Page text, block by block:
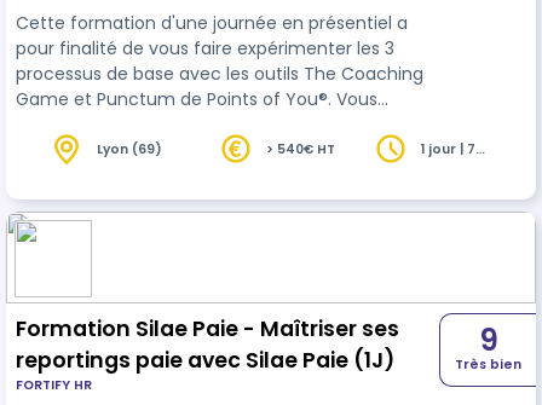
Cette formation d'une journée en présentiel a
pour finalité de vous faire expérimenter les 3
processus de base avec les outils The Coaching
Game et Punctum de Points of You®. Vous
méthodologie et des outils Points of You®. Et vous
de communiquer et de dialoguer tout en
enrichissant votre savoir-faire professionnel. A
Lyon (69) > 540€ HT
1 jour | 7
Formation Silae Paie - Maîtriser ses
reportings paie avec Silae Paie (1J)
FORTIFY HR
9
Très bien